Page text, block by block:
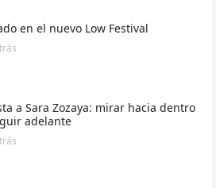
en el nuevo Low Festival
a Sara Zozaya: mirar hacia dentro
adelante